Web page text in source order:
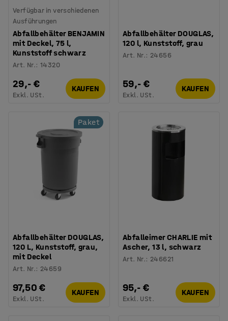
Verfügbar in verschiedenen
Ausführungen
Abfallbehälter BENJAMIN
mit Deckel, 75 l,
Kunststoff schwarz
Art. Nr.:14320
29,- €
Exkl. USt.
KAUFEN
Abfallbehälter DOUGLAS,
120 l, Kunststoff, grau
Art. Nr.: 24656
59,- €
Exkl. USt.
KAUFEN
Paket
Abfallbehälter DOUGLAS,
120 L, Kunststoff, grau,
mit Deckel
Art. Nr.: 24659
97,50 €
Exkl. USt.
KAUFEN
Abfalleimer CHARLIE mit
Ascher, 13 l, schwarz
Art. Nr.: 246621
95,- €
Exkl. USt.
KAUFEN